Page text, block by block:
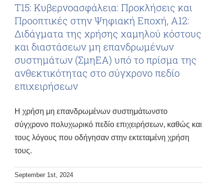
Τ15: Κυβερνοασφάλεια: Προκλήσεις και
Προοπτικές στην Ψηφιακή Εποχή, Α12:
Διδάγματα της χρήσης χαμηλού κόστους
και διαστάσεων μη επανδρωμένων
συστημάτων (ΣμηΕΑ) υπό το πρίσμα της
ανθεκτικότητας στο σύγχρονο πεδίο
επιχειρήσεων
Η χρήση μη επανδρωμένων συστημάτωνστο
σύγχρονο πολυχωρικό πεδίο επιχειρήσεων, καθώς και
τους λόγους που οδήγησαν στην εκτεταμένη χρήση
τους.
September 1st, 2024